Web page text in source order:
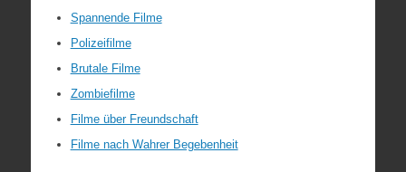
Spannende Filme
Polizeifilme
Brutale Filme
Zombiefilme
Filme über Freundschaft
Filme nach Wahrer Begebenheit